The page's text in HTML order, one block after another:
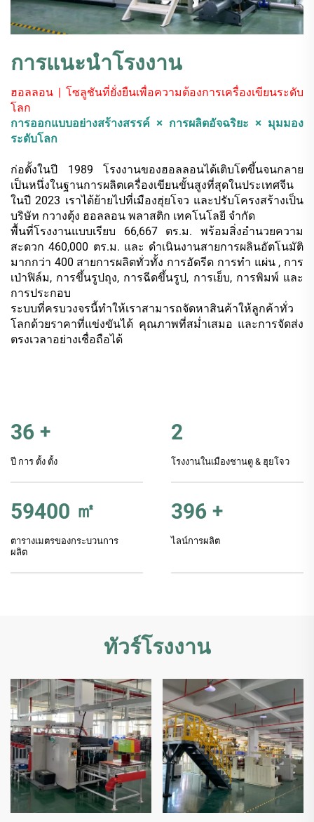
การแนะนำโรงงาน
ฮอลลอน | โซลูชันที่ยั่งยืนเพื่อความต้องการเครื่องเขียนระดับ
โลก
การออกแบบอย่างสร้างสรรค์ × การผลิตอัจฉริยะ × มุมมอง
ระดับโลก
ก่อตั้งในปี 1989 โรงงานของฮอลลอนได้เติบโตขึ้นจนกลาย
เป็นหนึ่งในฐานการผลิตเครื่องเขียนขั้นสูงที่สุดในประเทศจีน
ในปี 2023 เราได้ย้ายไปที่เมืองฮุ่ยโจว และปรับโครงสร้างเป็น
บริษัท กวางตุ้ง ฮอลลอน พลาสติก เทคโนโลยี จำกัด
พื้นที่โรงงานแบบเรียบ 66,667 ตร.ม. พร้อมสิ่งอำนวยความ
สะดวก 460,000 ตร.ม. และ ดำเนินงานสายการผลินอัตโนมัติ
มากกว่า 400 สายการผลิตทั่วทั้ง การอัดรีด การทำ แผ่น , การ
เป่าฟิล์ม, การขึ้นรูปถุง, การฉีดขึ้นรูป, การเย็บ, การพิมพ์ และ
การประกอบ
ระบบที่ครบวงจรนี้ทำให้เราสามารถจัดหาสินค้าให้ลูกค้าทั่ว
โลกด้วยราคาที่แข่งขันได้ คุณภาพที่สม่ำเสมอ และการจัดส่ง
ตรงเวลาอย่างเชื่อถือได้
36 +
ปี การ ตั้ง ตั้ง
2
โรงงานในเมืองชานตู & ฮุยโจว
60000 ㎡
ตารางเมตรของกระบวนการ
ผลิต
400 +
ไลน์การผลิต
ทัวร์โรงงาน